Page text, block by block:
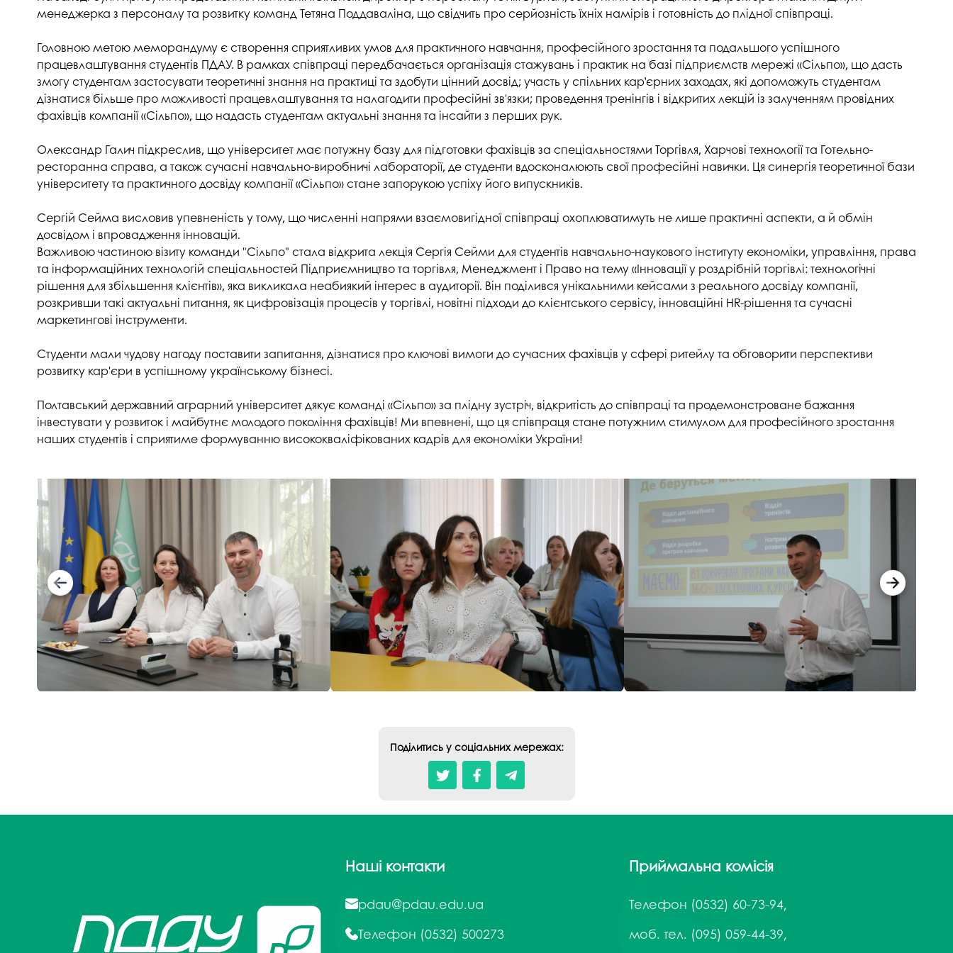
Музеї ПДАУ
Асоціація випускників
3D тур по університету
Наші контакти
Публічна інформація
Антикорупційна діяльність
Відділ маркетингу
4.0
Психологічна служба
Омбудсмен учасників
освітнього процесу
Студентське містечко ПДАУ
Навчально-наукові центри
Вступні випробування 2026
студентського містечка
Студентське життя
Підрозділ з організації виховної
та іміджевої діяльності
Працевлаштування
Відділ практики і сприяння
працевлаштуванню
Скринька довіри
Академічна доброчесність
Неформальна / Інформальна
освіта
Опитування
Академічна мобільність
Акредитація
Якість освіти, рада з якості вищої
освіти
Відділ моніторингу та забезпечення
якості освіти
Острівець Прогресильності ПДАУ
напряму Жан Моне: SuTCom
Expertise Center «MILK LOCAL
PRODUCT»
Аспірантура і докторантура
(лабораторії, центри)
Офіс міжнародного
наукового амбасадора
Добровільні громадські
Спеціалізована вчена рада
Наукові праці
Міжнародні проєкти
Науково-технічні заходи
Інформація щодо виконання
менеджерка з персоналу та розвитку команд Тетяна Поддаваліна, що свідчить про серйозність їхніх намірів і готовність до плідної співпраці.
Головною метою меморандуму є створення сприятливих умов для практичного навчання, професійного зростання та подальшого успішного
працевлаштування студентів ПДАУ. В рамках співпраці передбачається організація стажувань і практик на базі підприємств мережі «Сільпо», що дасть
змогу студентам застосувати теоретичні знання на практиці та здобути цінний досвід; участь у спільних кар’єрних заходах, які допоможуть студентам
дізнатися більше про можливості працевлаштування та налагодити професійні зв'язки; проведення тренінгів і відкритих лекцій із залученням провідних
фахівців компанії «Сільпо», що надасть студентам актуальні знання та інсайти з перших рук.
Олександр Галич підкреслив, що університет має потужну базу для підготовки фахівців за спеціальностями Торгівля, Харчові технології та Готельно-
ресторанна справа, а також сучасні навчально-виробничі лабораторії, де студенти вдосконалюють свої професійні навички. Ця синергія теоретичної бази
університету та практичного досвіду компанії «Сільпо» стане запорукою успіху його випускників.
Сергій Сейма висловив упевненість у тому, що численні напрями взаємовигідної співпраці охоплюватимуть не лише практичні аспекти, а й обмін
досвідом і впровадження інновацій.
Важливою частиною візиту команди "Сільпо" стала відкрита лекція Сергія Сейми для студентів навчально-наукового інституту економіки, управління, права
та інформаційних технологій спеціальностей Підприємництво та торгівля, Менеджмент і Право на тему «Інновації у роздрібній торгівлі: технологічні
рішення для збільшення клієнтів», яка викликала неабиякий інтерес в аудиторії. Він поділився унікальними кейсами з реального досвіду компанії,
розкривши такі актуальні питання, як цифровізація процесів у торгівлі, новітні підходи до клієнтського сервісу, інноваційні HR-рішення та сучасні
маркетингові інструменти.
Студенти мали чудову нагоду поставити запитання, дізнатися про ключові вимоги до сучасних фахівців у сфері ритейлу та обговорити перспективи
розвитку кар'єри в успішному українському бізнесі.
Полтавський державний аграрний університет дякує команді «Сільпо» за плідну зустріч, відкритість до співпраці та продемонстроване бажання
інвестувати у розвиток і майбутнє молодого покоління фахівців! Ми впевнені, що ця співпраця стане потужним стимулом для професійного зростання
наших студентів і сприятиме формуванню висококваліфікованих кадрів для економіки України!
Поділитись у соціальних мережах:
Наші контакти
pdau@pdau.edu.ua
Телефон (0532) 500273
Приймальна комісія
Телефон (0532) 60-73-94,
моб. тел. (095) 059-44-39,